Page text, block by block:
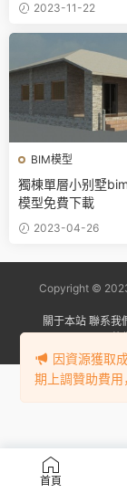
2023-11-22
BIM模型
獨棟單層小别墅
模型免費下載
2023-04-26
Copyright ©
關于本站 聯系我
首頁
因資源獲取
期上調贊助費用